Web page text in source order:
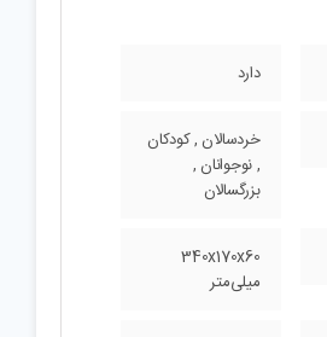
دارد
خردسالان , کودکان
, نوجوانان ,
بزرگسالان
340x170x60
میلی‌متر